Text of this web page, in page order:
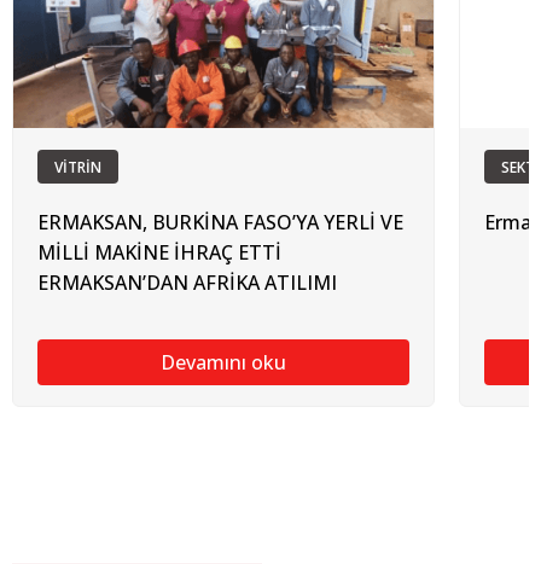
VİTRİN
ERMAKSAN, BURKİNA FASO’YA YERLİ VE
MİLLİ MAKİNE İHRAÇ ETTİ
ERMAKSAN’DAN AFRİKA ATILIMI
Devamını oku